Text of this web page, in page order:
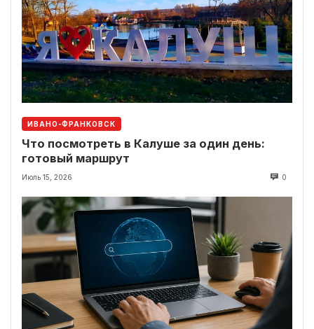
ИВАНО-ФРАНКОВСК
Что посмотреть в Калуше за один день:
готовый маршрут
Июль 15, 2026 0